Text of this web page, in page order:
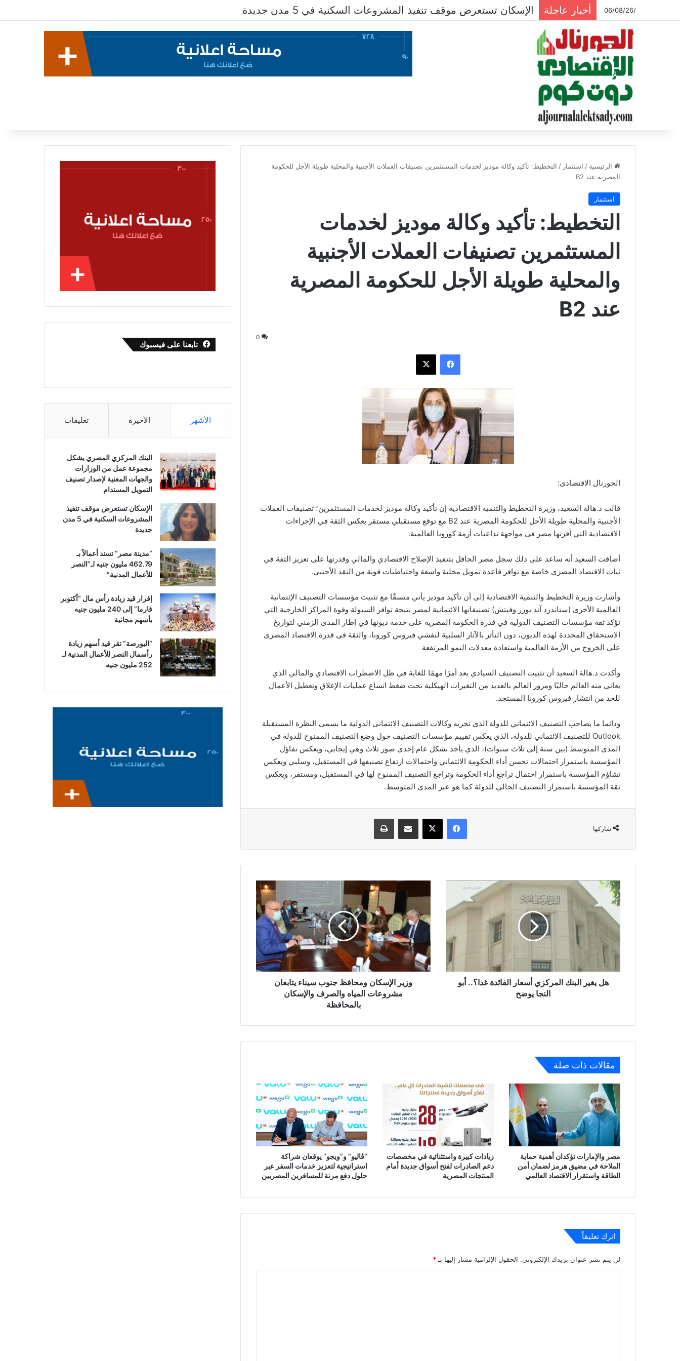
/06/08/26 أخبار عاجلة الإسكان تستعرض موقف تنفيذ المشروعات السكنية في 5 مدن جديدة
الرئيسية / استثمار / التخطيط: تأكيد وكالة موديز لخدمات المستثمرين تصنيفات العملات الأجنبية والمحلية طويلة الأجل للحكومة
المصرية عند B2
استثمار
التخطيط: تأكيد وكالة موديز لخدمات
المستثمرين تصنيفات العملات الأجنبية
والمحلية طويلة الأجل للحكومة المصرية
عند B2
0
فيسبوك ‫X
الجورنال الاقتصادى:
قالت د.هالة السعيد، وزيرة التخطيط والتنمية الاقتصادية إن تأكيد وكالة موديز لخدمات المستثمرين؛ تصنيفات العملات
الأجنبية والمحلية طويلة الأجل للحكومة المصرية عند B2 مع توقع مستقبلي مستقر يعكس الثقة في الإجراءات
الاقتصادية التي أقرتها مصر في مواجهة تداعيات أزمة كورونا العالمية.
أضافت السعيد أنه ساعد على ذلك سجل مصر الحافل بتنفيذ الإصلاح الاقتصادي والمالي وقدرتها على تعزيز الثقة في
ثبات الاقتصاد المصري خاصة مع توافر قاعدة تمويل محلية واسعة واحتياطيات قوية من النقد الأجنبي.
وأشارت وزيرة التخطيط والتنمية الاقتصادية إلى أن تأكيد موديز يأتي متسقًا مع تثبيت مؤسسات التصنيف الإئتمانية
العالمية الأخرى (ستاندرد آند بورز وفيتش) تصنيفاتها الائتمانية لمصر نتيجة توافر السيولة وقوة المراكز الخارجية التي
تؤكد ثقة مؤسسات التصنيف الدولية في قدرة الحكومة المصرية على خدمة ديونها في إطار المدى الزمني لتواريخ
الاستحقاق المحددة لهذه الديون، دون التأثر بالآثار السلبية لتفشي فيروس كورونا، والثقة فى قدرة الاقتصاد المصرى
على الخروج من الأزمة العالمية واستعادة معدلات النمو المرتفعة
وأكدت د.هالة السعيد أن تثبيت التصنيف السيادي يعد أمرًا مهمًا للغاية في ظل الاضطراب الاقتصادي والمالي الذي
يعاني منه العالم حاليًا ومرور العالم بالعديد من التغيرات الهيكلية تحت ضغط اتساع عمليات الإغلاق وتعطيل الأعمال
للحد من انتشار فيروس كورونا المستجد.
ودائما ما يصاحب التصنيف الائتماني للدولة الذى تجريه وكالات التصنيف الائتمانى الدولية ما يسمى النظرة المستقبلة
Outlook للتصنيف الائتماني للدولة، الذي يعكس تقييم مؤسسات التصنيف حول وضع التصنيف الممنوح للدولة في
المدى المتوسط (بين سنة إلى ثلاث سنوات)، الذي يأخذ بشكل عام إحدى صور ثلاث وهي إيجابي، ويعكس تفاؤل
المؤسسة باستمرار احتمالات تحسن أداء الحكومة الائتماني واحتمالات ارتفاع تصنيفها في المستقبل، وسلبي ويعكس
تشاؤم المؤسسة باستمرار احتمال تراجع أداء الحكومة وتراجع التصنيف الممنوح لها في المستقبل، ومستقر، ويعكس
ثقة المؤسسة باستمرار التصنيف الحالي للدولة كما هو عبر المدى المتوسط.
شاركها
فيسبوك ‫X مشاركة عبر البريد طباعة
هل
يغير
البنك
المركزي
أسعار
غدا؟..
أبو
النجا
يوضحهل يغير البنك المركزي أسعار الفائدة غدا؟.. أبو
النجا يوضح
الإسكان
جنوب
سيناء
يتابعان
مشروعات
المياه
والصرف
والإسكانوزير الإسكان ومحافظ جنوب سيناء يتابعان
مشروعات المياه والصرف والإسكان
بالمحافظة
مقالات ذات صلة
مصر والإمارات تؤكدان أهمية حماية
الملاحة في مضيق هرمز لضمان أمن
الطاقة واستقرار الاقتصاد العالمي
زيادات كبيرة واستثنائية في مخصصات
دعم الصادرات لفتح أسواق جديدة أمام
المنتجات المصرية
“ڤاليو” و”ويجو” يوقعان شراكة
استراتيجية لتعزيز خدمات السفر عبر
حلول دفع مرنة للمسافرين المصريين
اترك تعليقاً
لن يتم نشر عنوان بريدك الإلكتروني. الحقول الإلزامية مشار إليها بـ *
تابعنا على فيسبوك
الأشهر الأخيرة تعليقات
البنك المركزي المصري يشكل
مجموعة عمل من الوزارات
والجهات المعنية لإصدار تصنيف
التمويل المستدام
الإسكان تستعرض موقف تنفيذ
المشروعات السكنية في 5 مدن
جديدة
“مدينة مصر” تسند أعمالاً بـ
462.79 مليون جنيه لـ”النصر
للأعمال المدنية”
إقرار قيد زيادة رأس مال “أكتوبر
فارما” إلى 240 مليون جنيه
بأسهم مجانية
“البورصة” تقر قيد أسهم زيادة
رأسمال النصر للأعمال المدنية لـ
252 مليون جنيه